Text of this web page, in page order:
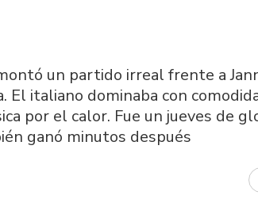
un partido irreal frente a
El italiano dominaba con
por el calor. Fue un jueves de
ganó minutos después